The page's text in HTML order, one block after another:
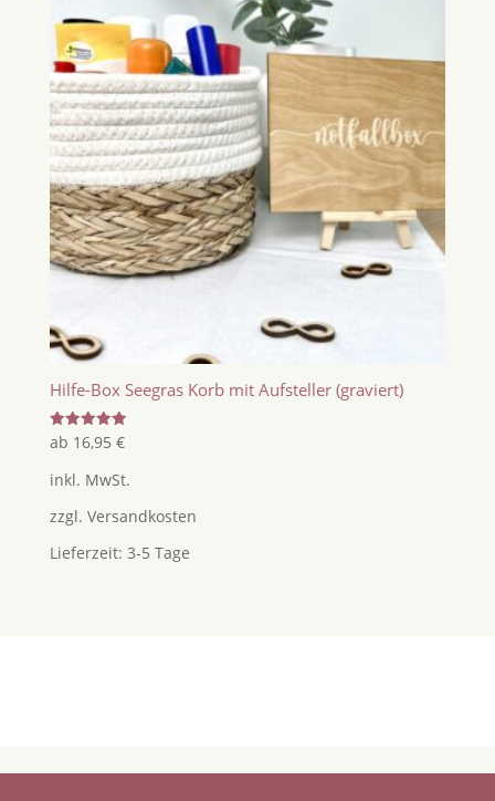
Hilfe-Box Seegras Korb mit Aufsteller (graviert)
Bewertet
mit
von 5
ab 16,95 €
inkl. MwSt.
zzgl. Versandkosten
Lieferzeit: 3-5 Tage